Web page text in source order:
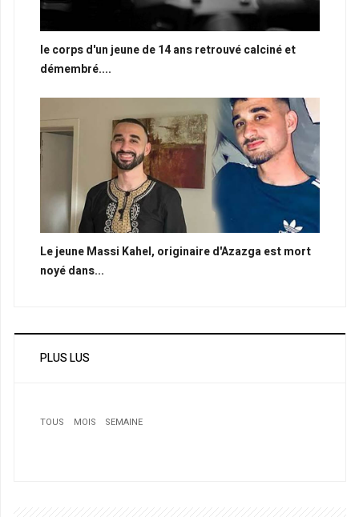
le corps d'un jeune de 14 ans retrouvé calciné et
démembré....
Le jeune Massi Kahel, originaire d'Azazga est mort
noyé dans...
PLUS LUS
TOUS MOIS SEMAINE